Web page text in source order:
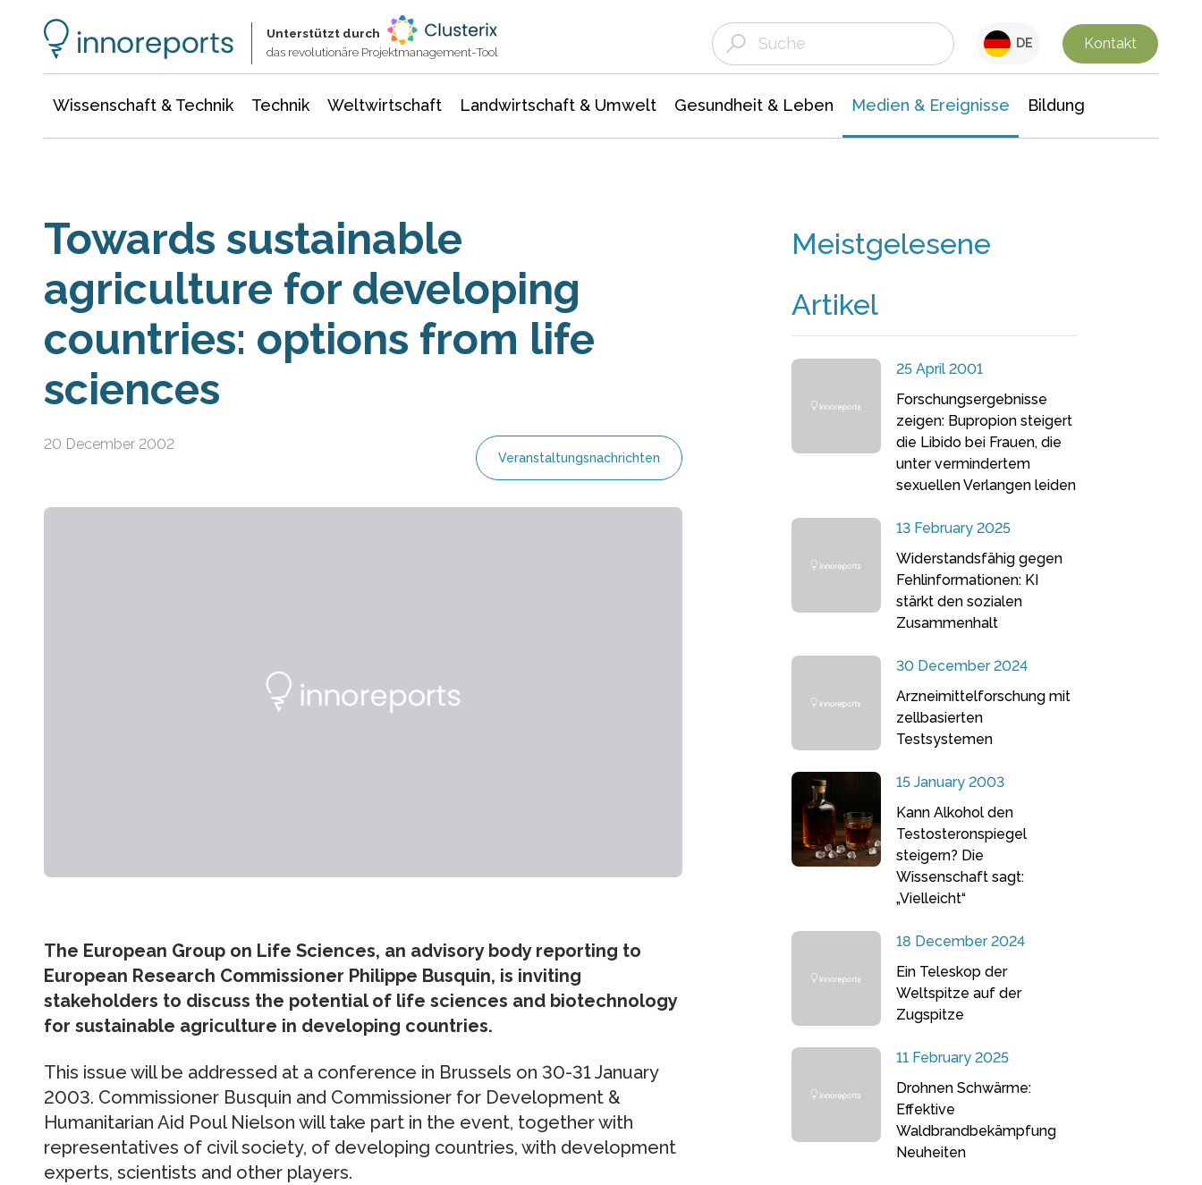
Unterstützt durch
das revolutionäre Projektmanagement-Tool
DE Kontakt
Wissenschaft & Technik Technik Weltwirtschaft Landwirtschaft & Umwelt Gesundheit & Leben Medien & Ereignisse Bildung
Towards sustainable
agriculture for developing
countries: options from life
sciences
20 December 2002
Veranstaltungsnachrichten
The European Group on Life Sciences, an advisory body reporting to
European Research Commissioner Philippe Busquin, is inviting
stakeholders to discuss the potential of life sciences and biotechnology
for sustainable agriculture in developing countries.
This issue will be addressed at a conference in Brussels on 30-31 January
2003. Commissioner Busquin and Commissioner for Development &
Humanitarian Aid Poul Nielson will take part in the event, together with
representatives of civil society, of developing countries, with development
experts, scientists and other players.
Meistgelesene
Artikel
25 April 2001
Forschungsergebnisse
zeigen: Bupropion steigert
die Libido bei Frauen, die
unter vermindertem
sexuellen Verlangen leiden
13 February 2025
Widerstandsfähig gegen
Fehlinformationen: KI
stärkt den sozialen
Zusammenhalt
30 December 2024
Arzneimittelforschung mit
zellbasierten
Testsystemen
15 January 2003
Kann Alkohol den
Testosteronspiegel
steigern? Die
Wissenschaft sagt:
„Vielleicht“
18 December 2024
Ein Teleskop der
Weltspitze auf der
Zugspitze
11 February 2025
Drohnen Schwärme:
Effektive
Waldbrandbekämpfung
Neuheiten